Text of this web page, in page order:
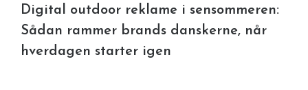
Digital outdoor reklame i sensommeren:
Sådan rammer brands danskerne, når
hverdagen starter igen